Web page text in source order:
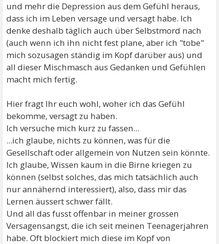
und mehr die Depression aus dem Gefühl heraus,
dass ich im Leben versage und versagt habe. Ich
denke deshalb täglich auch über Selbstmord nach
(auch wenn ich ihn nicht fest plane, aber ich "tobe"
mich sozusagen ständig im Kopf darüber aus) und
all dieser Mischmasch aus Gedanken und Gefühlen
macht mich fertig.
Hier fragt Ihr euch wohl, woher ich das Gefühl
bekomme, versagt zu haben.
Ich versuche mich kurz zu fassen...
...ich glaube, nichts zu können, was für die
Gesellschaft oder allgemein von Nutzen sein könnte.
Ich glaube, Wissen kaum in die Birne kriegen zu
können (selbst solches, das mich tatsächlich auch
nur annähernd interessiert), also, dass mir das
Lernen äussert schwer fällt.
Und all das fusst offenbar in meiner grossen
Versagensangst, die ich seit meinen Teenagerjahren
habe. Oft blockiert mich diese im Kopf von